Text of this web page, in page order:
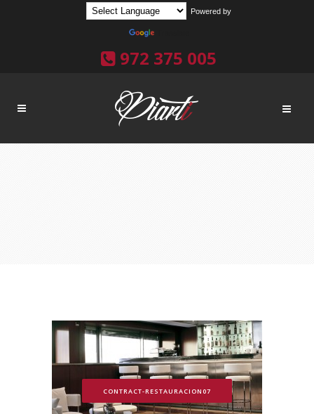
Powered by
972 375 005
CONTRACT-RESTAURACION07